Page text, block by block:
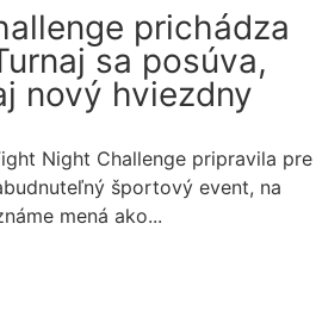
prichádza
sa posúva,
nový hviezdny
Night Challenge pripravila pre
športový event, na
mená ako...